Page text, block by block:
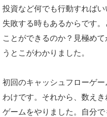
投資など何でも行動すればい
失敗する時もあるからです
ことができるのか？見極め
うとこがわかりました。
初回のキャッシュフローゲ
わけです。それから、数え
ゲームをやりました。自分